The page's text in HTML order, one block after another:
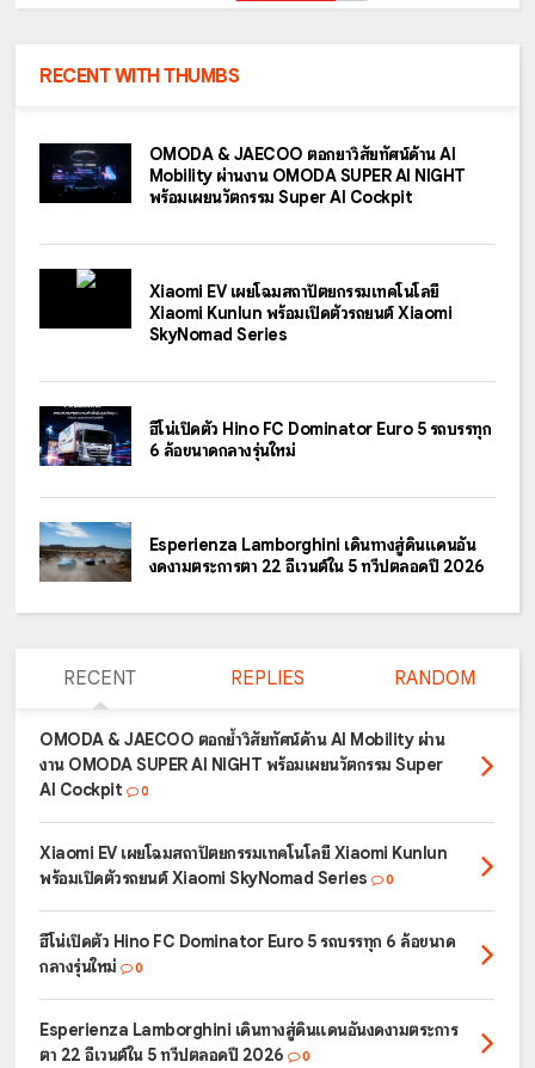
RECENT WITH THUMBS
OMODA & JAECOO ตอกย้ำวิสัยทัศน์ด้าน AI
Mobility ผ่านงาน OMODA SUPER AI NIGHT
พร้อมเผยนวัตกรรม Super AI Cockpit
Xiaomi EV เผยโฉมสถาปัตยกรรมเทคโนโลยี
Xiaomi Kunlun พร้อมเปิดตัวรถยนต์ Xiaomi
SkyNomad Series
ฮีโน่เปิดตัว Hino FC Dominator Euro 5 รถบรรทุก
6 ล้อขนาดกลางรุ่นใหม่
Esperienza Lamborghini เดินทางสู่ดินแดนอัน
งดงามตระการตา 22 อีเวนต์ใน 5 ทวีปตลอดปี 2026
RECENT REPLIES RANDOM
OMODA & JAECOO ตอกย้ำวิสัยทัศน์ด้าน AI Mobility ผ่าน
งาน OMODA SUPER AI NIGHT พร้อมเผยนวัตกรรม Super
AI Cockpit
0
Xiaomi EV เผยโฉมสถาปัตยกรรมเทคโนโลยี Xiaomi Kunlun
พร้อมเปิดตัวรถยนต์ Xiaomi SkyNomad Series
0
ฮีโน่เปิดตัว Hino FC Dominator Euro 5 รถบรรทุก 6 ล้อขนาด
กลางรุ่นใหม่
0
Esperienza Lamborghini เดินทางสู่ดินแดนอันงดงามตระการ
ตา 22 อีเวนต์ใน 5 ทวีปตลอดปี 2026
0